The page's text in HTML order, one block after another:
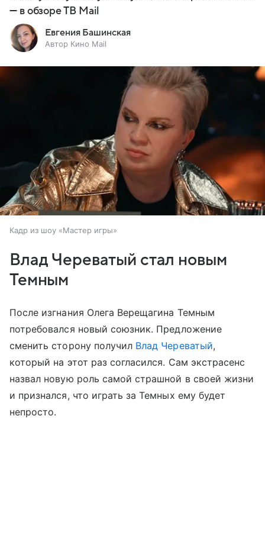
— в обзоре ТВ Mail
Евгения Башинская
Автор Кино Mail
Кадр из шоу «Мастер игры»
Влад Череватый стал новым
Темным
После изгнания Олега Верещагина Темным
потребовался новый союзник. Предложение
сменить сторону получил Влад Череватый,
который на этот раз согласился. Сам экстрасенс
назвал новую роль самой страшной в своей жизни
и признался, что играть за Темных ему будет
непросто.